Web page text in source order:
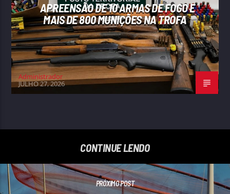
APREENSÃO DE 10 ARMAS DE FOGO E
MAIS DE 800 MUNIÇÕES NA TROFA
Administrador
JULHO 27, 2026
CONTINUE LENDO
PRÓXIMO POST